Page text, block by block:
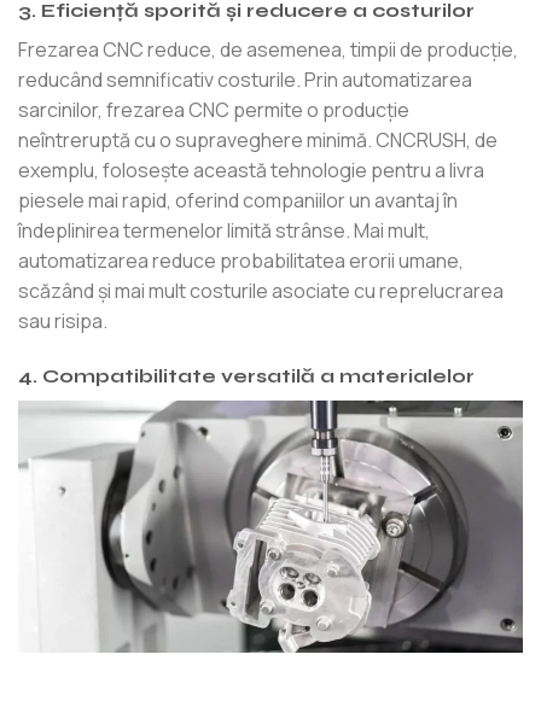
3. Eficiență sporită și reducere a costurilor
Frezarea CNC reduce, de asemenea, timpii de producție,
reducând semnificativ costurile. Prin automatizarea
sarcinilor, frezarea CNC permite o producție
neîntreruptă cu o supraveghere minimă. CNCRUSH, de
exemplu, folosește această tehnologie pentru a livra
piesele mai rapid, oferind companiilor un avantaj în
îndeplinirea termenelor limită strânse. Mai mult,
automatizarea reduce probabilitatea erorii umane,
scăzând și mai mult costurile asociate cu reprelucrarea
sau risipa.
4. Compatibilitate versatilă a materialelor